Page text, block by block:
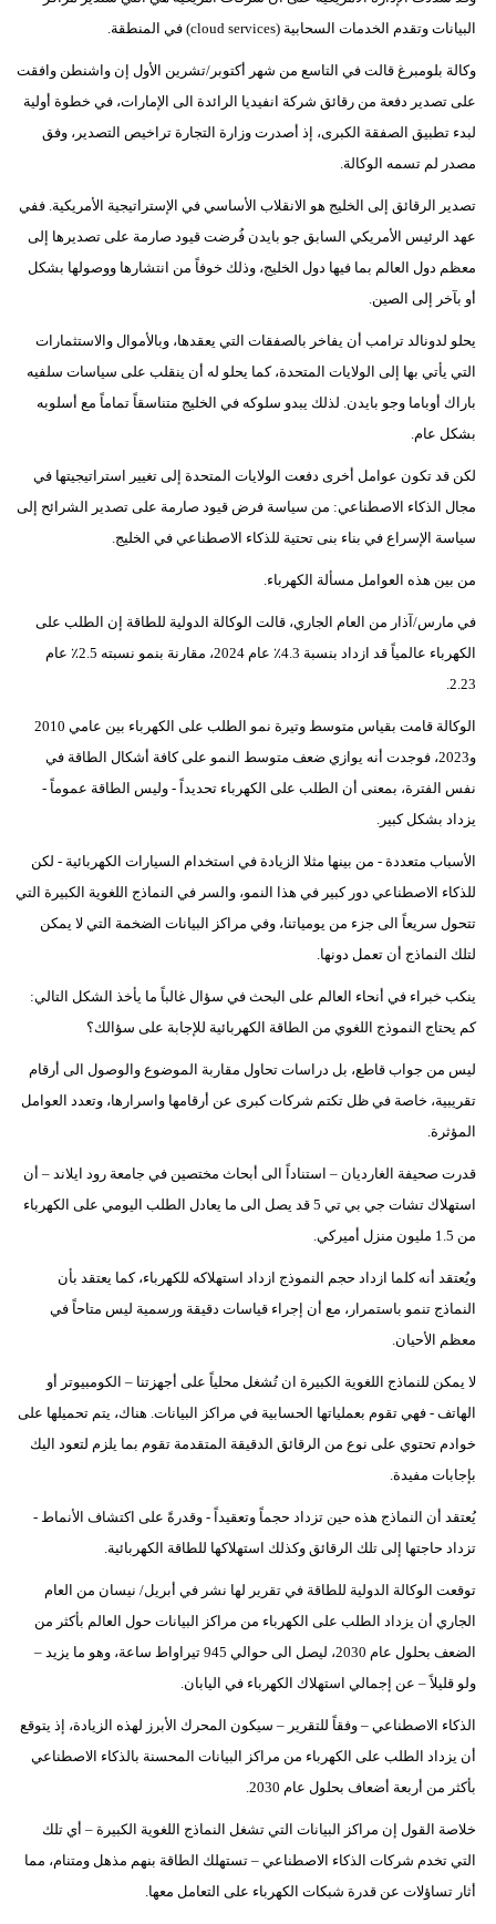
البيانات وتقدم الخدمات السحابية (cloud services) في المنطقة.
وكالة بلومبرغ قالت في التاسع من شهر أكتوبر/تشرين الأول إن واشنطن وافقت
على تصدير دفعة من رقائق شركة انفيديا الرائدة الى الإمارات، في خطوة أولية
لبدء تطبيق الصفقة الكبرى، إذ أصدرت وزارة التجارة تراخيص التصدير، وفق
مصدر لم تسمه الوكالة.
تصدير الرقائق إلى الخليج هو الانقلاب الأساسي في الإستراتيجية الأمريكية. ففي
عهد الرئيس الأمريكي السابق جو بايدن فُرضت قيود صارمة على تصديرها إلى
معظم دول العالم بما فيها دول الخليج، وذلك خوفاً من انتشارها ووصولها بشكل
أو بآخر إلى الصين.
يحلو لدونالد ترامب أن يفاخر بالصفقات التي يعقدها، وبالأموال والاستثمارات
التي يأتي بها إلى الولايات المتحدة، كما يحلو له أن ينقلب على سياسات سلفيه
باراك أوباما وجو بايدن. لذلك يبدو سلوكه في الخليج متناسقاً تماماً مع أسلوبه
بشكل عام.
لكن قد تكون عوامل أخرى دفعت الولايات المتحدة إلى تغيير استراتيجيتها في
مجال الذكاء الاصطناعي: من سياسة فرض قيود صارمة على تصدير الشرائح إلى
سياسة الإسراع في بناء بنى تحتية للذكاء الاصطناعي في الخليج.
من بين هذه العوامل مسألة الكهرباء.
في مارس/آذار من العام الجاري، قالت الوكالة الدولية للطاقة إن الطلب على
الكهرباء عالمياً قد ازداد بنسبة 4.3٪ عام 2024، مقارنة بنمو نسبته 2.5٪ عام
2.23.
الوكالة قامت بقياس متوسط وتيرة نمو الطلب على الكهرباء بين عامي 2010
و2023، فوجدت أنه يوازي ضعف متوسط النمو على كافة أشكال الطاقة في
نفس الفترة، بمعنى أن الطلب على الكهرباء تحديداً - وليس الطاقة عموماً -
يزداد بشكل كبير.
الأسباب متعددة - من بينها مثلا الزيادة في استخدام السيارات الكهربائية - لكن
للذكاء الاصطناعي دور كبير في هذا النمو، والسر في النماذج اللغوية الكبيرة التي
تتحول سريعاً الى جزء من يومياتنا، وفي مراكز البيانات الضخمة التي لا يمكن
لتلك النماذج أن تعمل دونها.
ينكب خبراء في أنحاء العالم على البحث في سؤال غالباً ما يأخذ الشكل التالي:
كم يحتاج النموذج اللغوي من الطاقة الكهربائية للإجابة على سؤالك؟
ليس من جواب قاطع، بل دراسات تحاول مقاربة الموضوع والوصول الى أرقام
تقريبية، خاصة في ظل تكتم شركات كبرى عن أرقامها واسرارها، وتعدد العوامل
المؤثرة.
قدرت صحيفة الغارديان – استناداً الى أبحاث مختصين في جامعة رود ايلاند – أن
استهلاك تشات جي بي تي 5 قد يصل الى ما يعادل الطلب اليومي على الكهرباء
من 1.5 مليون منزل أميركي.
ويُعتقد أنه كلما ازداد حجم النموذج ازداد استهلاكه للكهرباء، كما يعتقد بأن
النماذج تنمو باستمرار، مع أن إجراء قياسات دقيقة ورسمية ليس متاحاً في
معظم الأحيان.
لا يمكن للنماذج اللغوية الكبيرة ان تُشغل محلياً على أجهزتنا – الكومبيوتر أو
الهاتف - فهي تقوم بعملياتها الحسابية في مراكز البيانات. هناك، يتم تحميلها على
خوادم تحتوي على نوع من الرقائق الدقيقة المتقدمة تقوم بما يلزم لتعود اليك
بإجابات مفيدة.
يُعتقد أن النماذج هذه حين تزداد حجماً وتعقيداً - وقدرةً على اكتشاف الأنماط -
تزداد حاجتها إلى تلك الرقائق وكذلك استهلاكها للطاقة الكهربائية.
توقعت الوكالة الدولية للطاقة في تقرير لها نشر في أبريل/ نيسان من العام
الجاري أن يزداد الطلب على الكهرباء من مراكز البيانات حول العالم بأكثر من
الضعف بحلول عام 2030، ليصل الى حوالي 945 تيراواط ساعة، وهو ما يزيد –
ولو قليلاً – عن إجمالي استهلاك الكهرباء في اليابان.
الذكاء الاصطناعي – وفقاً للتقرير – سيكون المحرك الأبرز لهذه الزيادة، إذ يتوقع
أن يزداد الطلب على الكهرباء من مراكز البيانات المحسنة بالذكاء الاصطناعي
بأكثر من أربعة أضعاف بحلول عام 2030.
خلاصة القول إن مراكز البيانات التي تشغل النماذج اللغوية الكبيرة – أي تلك
التي تخدم شركات الذكاء الاصطناعي – تستهلك الطاقة بنهم مذهل ومتنام، مما
أثار تساؤلات عن قدرة شبكات الكهرباء على التعامل معها.